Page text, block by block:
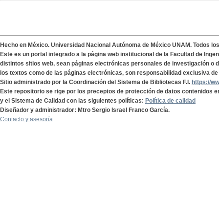
Hecho en México. Universidad Nacional Autónoma de México UNAM. Todos
Este es un portal integrado a la página web institucional de la Facultad de
distintos sitios web, sean páginas electrónicas personales de investigación o
los textos como de las páginas electrónicas, son responsabilidad exclusiva
Sitio administrado por la Coordinación del Sistema de Bibliotecas F.I. https://
Este repositorio se rige por los preceptos de protección de datos contenidos
y el Sistema de Calidad con las siguientes políticas: Política de calidad
Diseñador y administrador: Mtro Sergio Israel Franco García.
Contacto y asesoría